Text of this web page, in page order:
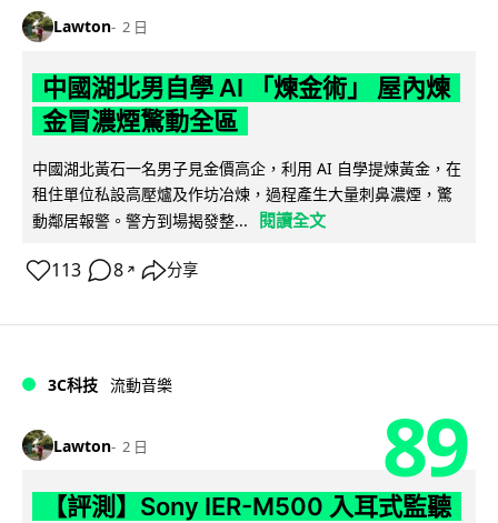
Lawton 2 日
中國湖北男自學 AI 「煉金術」 屋內煉
金冒濃煙驚動全區
中國湖北黃石一名男子見金價高企，利用 AI 自學提煉黃金，在
租住單位私設高壓爐及作坊冶煉，過程產生大量刺鼻濃煙，驚
動鄰居報警。警方到場揭發整...
閱讀全文
113 8 ↗ 分享
3C科技 流動音樂
Lawton 2 日 89
【評測】Sony IER-M500 入耳式監聽